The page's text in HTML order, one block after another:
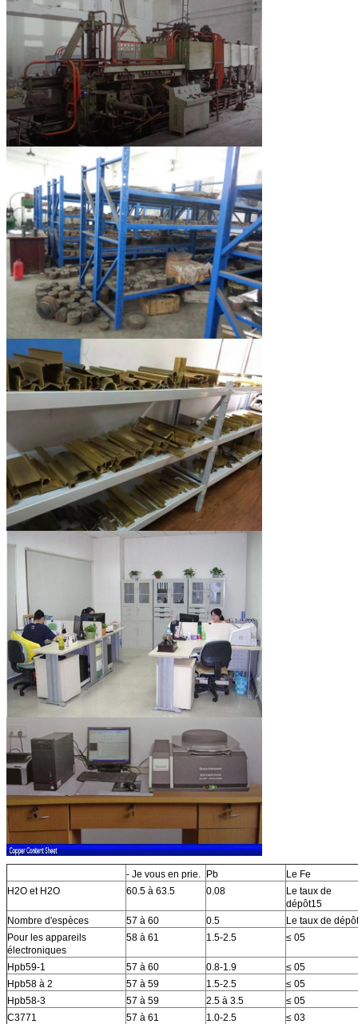
- Je vous en prie. Pb
Le Fe
H2O et H2O
60.5 à 63.5 0.08
Le taux de
dépôt15
Nombre d'espèces
57 à 60 0.5
Le taux de
Pour les appareils
électroniques
58 à 61 1.5-2.5 ≤ 05
Hpb59-1 57 à 60 0.8-1.9
≤ 05
Hpb58 à 2
57 à 59 1.5-2.5
≤ 05
Hpb58-3
57 à 59 2.5 à 3.5
≤ 05
C3771
57 à 61 1.0-2.5
≤ 03